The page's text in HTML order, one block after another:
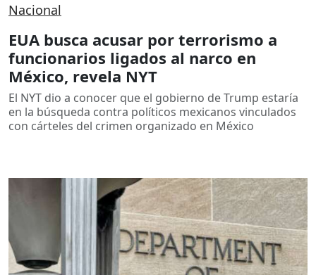
Nacional
EUA busca acusar por terrorismo a
funcionarios ligados al narco en
México, revela NYT
El NYT dio a conocer que el gobierno de Trump estaría
en la búsqueda contra políticos mexicanos vinculados
con cárteles del crimen organizado en México